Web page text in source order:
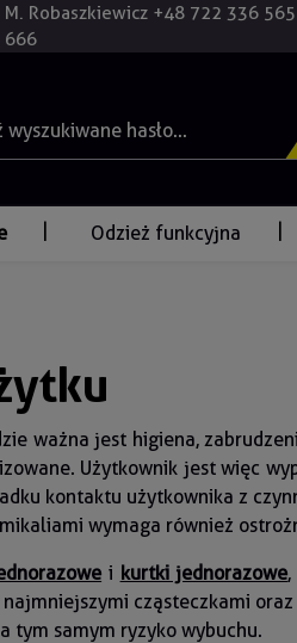
M. Robaszkiewicz +48 722 336
666
Odzież funkcyjna
ważna jest higiena,
Użytkownik jest więc
kontaktu użytkownika z
wymaga również
i kurtki jednorazowe
cząsteczkami
tym samym ryzyko wybuchu.